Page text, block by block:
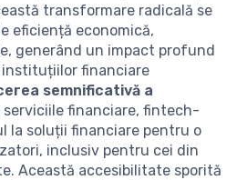
transformare radicală se
eficiență economică,
generând un impact profund
financiare
semnificativă a
serviciile financiare, fintech-
la soluții financiare pentru o
inclusiv pentru cei din
Această accesibilitate sporită